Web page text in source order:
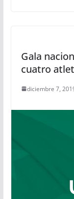
Gala
cuatro
diciembre 7,